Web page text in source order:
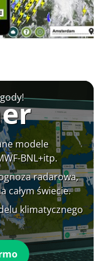
modele
BNL+itp.
radarowa,
całym świecie.
klimatycznego